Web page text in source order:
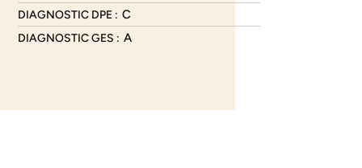
DIAGNOSTIC DPE : C
DIAGNOSTIC GES : A